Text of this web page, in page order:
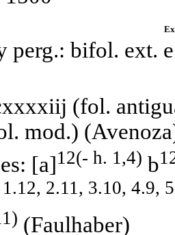
perg.: bifol. ext.
(fol.
mod.)
[a]12(- h. 1,4) b
2.11, 3.10, 4.9,
(Faulhaber)